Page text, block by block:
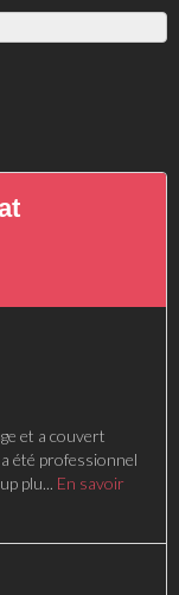
et a couvert
été professionnel
plu... En savoir